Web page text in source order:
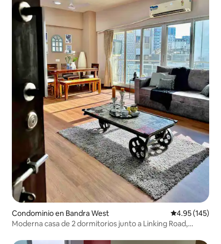
Condominio en Bandra West Calificación
4.95 (145)
Moderna casa de 2 dormitorios junto a Linking Road,